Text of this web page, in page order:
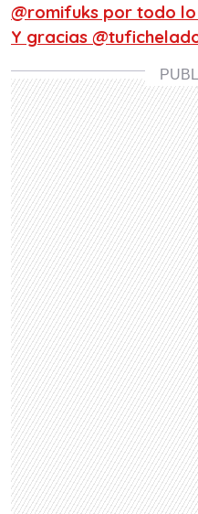
@romifuks por todo
Y gracias